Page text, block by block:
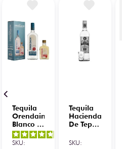
4.5/ 5-
opiniones
Tequila
Orendain
Blanco 1
L con
Reposado
opiniones
SKU:
Tequila
Hacienda
De Tepa
100%
SKU: